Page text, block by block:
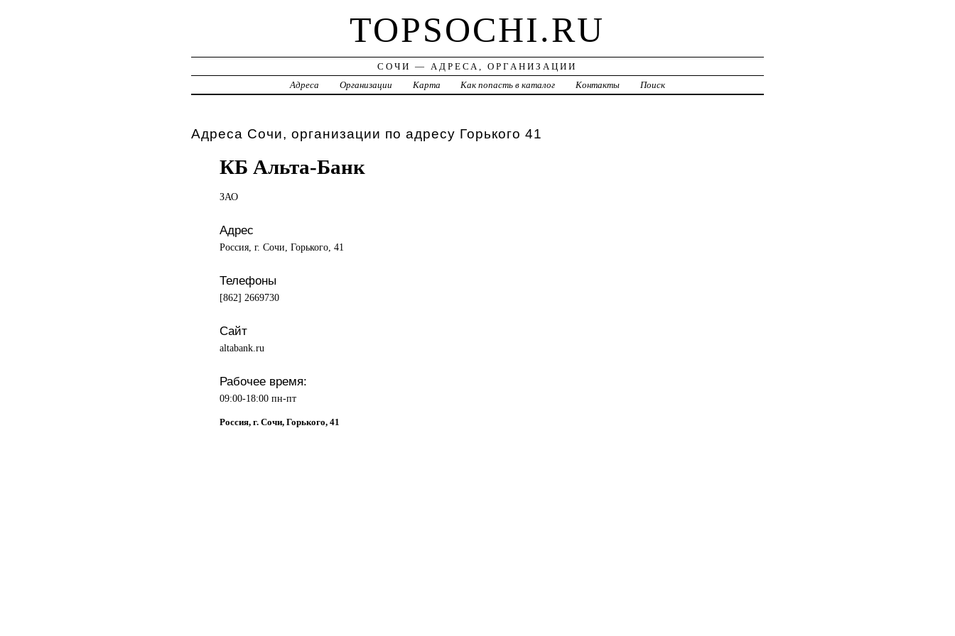
TOPSOCHI.RU
СОЧИ — АДРЕСА, ОРГАНИЗАЦИИ
Адреса
Организации Карта Как попасть в каталог Контакты Поиск
Адреса Сочи, организации по адресу Горького 41
КБ Альта-Банк
ЗАО
Адрес
Россия, г. Сочи, Горького, 41
Телефоны
[862] 2669730
Сайт
altabank.ru
Рабочее время:
09:00-18:00 пн-пт
Россия, г. Сочи, Горького, 41